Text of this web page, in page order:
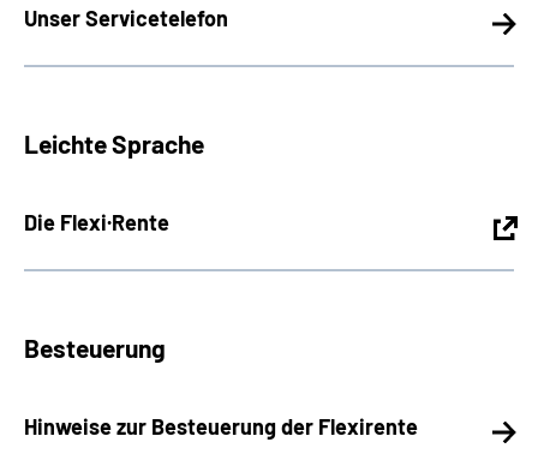
Unser Servicetelefon
Leichte Sprache
Die Flexi·Rente
Besteuerung
Hinweise zur Besteuerung der Flexirente